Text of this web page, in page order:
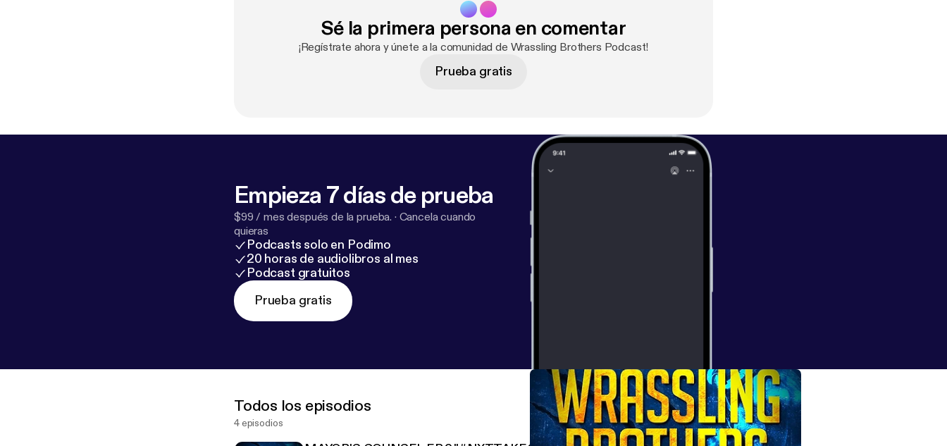
Sé la primera persona en comentar
¡Regístrate ahora y únete a la comunidad de Wrassling Brothers Podcast!
Prueba gratis
Empieza 7 días de prueba
$99 / mes después de la prueba. · Cancela cuando
quieras
Podcasts solo en Podimo
20 horas de audiolibros al mes
Podcast gratuitos
Prueba gratis
Todos los episodios
4 episodios